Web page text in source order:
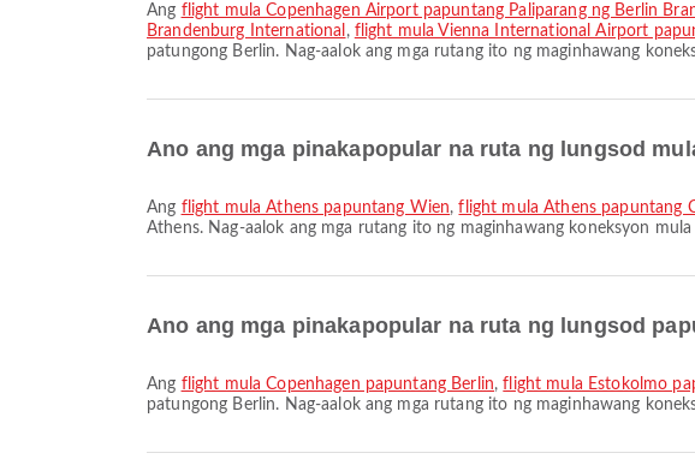
Ang flight mula Copenhagen Airport papuntang Paliparang ng Berlin
Brandenburg International , flight mula Vienna International Airport
patungong Berlin. Nag-aalok ang mga rutang ito ng maginhawang
Ano ang mga pinakapopular na ruta ng lungsod
Ang flight mula Athens papuntang Wien,flight mula Athens papuntang
Athens. Nag-aalok ang mga rutang ito ng maginhawang koneksyon
Ano ang mga pinakapopular na ruta ng lungsod
Ang flight mula Copenhagen papuntang Berlin,flight mula Estokolmo
patungong Berlin. Nag-aalok ang mga rutang ito ng maginhawang